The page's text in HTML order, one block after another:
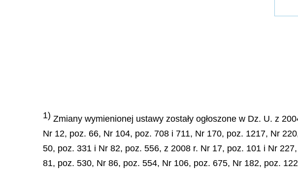
1) Zmiany wymienionej ustawy zostały ogłoszone w Dz. U. z
Nr 12, poz. 66, Nr 104, poz. 708 i 711, Nr 170, poz. 1217, Nr
50, poz. 331 i Nr 82, poz. 556, z 2008 r. Nr 17, poz. 101 i Nr
81, poz. 530, Nr 86, poz. 554, Nr 106, poz. 675, Nr 182, poz.